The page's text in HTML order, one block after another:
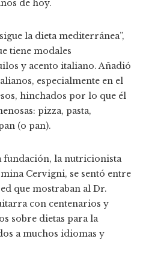
de hoy.
la dieta mediterránea”,
tiene modales
y acento italiano. Añadió
especialmente en el
hinchados por lo que él
pizza, pasta,
(o pan).
fundación, la nutricionista
Cervigni, se sentó entre
que mostraban al Dr.
con centenarios y
sobre dietas para la
a muchos idiomas y